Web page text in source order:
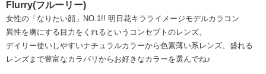
Flurry(フルーリー)
女性の「なりたい顔」NO.1!! 明日花キラライメージモデルカラコン
異性を虜にする目力をくれるというコンセプトのレンズ。
デイリー使いしやすいナチュラルカラーから色素薄い系レンズ、盛れる
レンズまで豊富なカラバリからお好きなカラーを選んでね♪